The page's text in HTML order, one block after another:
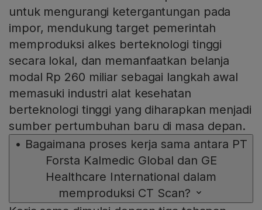
untuk mengurangi ketergantungan pada
impor, mendukung target pemerintah
memproduksi alkes berteknologi tinggi
secara lokal, dan memanfaatkan belanja
modal Rp 260 miliar sebagai langkah awal
memasuki industri alat kesehatan
berteknologi tinggi yang diharapkan menjadi
sumber pertumbuhan baru di masa depan.
• Bagaimana proses kerja sama antara PT
Forsta Kalmedic Global dan GE
Healthcare International dalam
memproduksi CT Scan?